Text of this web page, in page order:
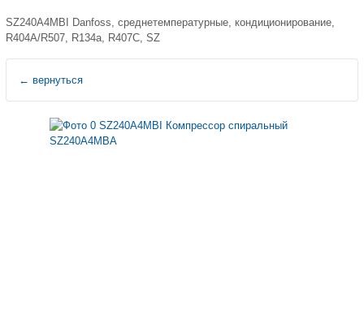
SZ240A4MBI Danfoss, среднетемпературные, кондиционирование,
R404A/R507, R134a, R407C, SZ
← вернуться